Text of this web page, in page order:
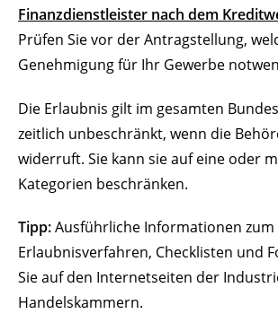
Finanzdienstleister nach dem
Prüfen Sie vor der Antragstellung,
Genehmigung für Ihr Gewerbe
Die Erlaubnis gilt im gesamten
zeitlich unbeschränkt, wenn die
widerruft. Sie kann sie auf eine oder
Kategorien beschränken.
Tipp:Ausführliche Informationen zum
Erlaubnisverfahren, Checklisten und
Sie auf den Internetseiten der
Handelskammern.